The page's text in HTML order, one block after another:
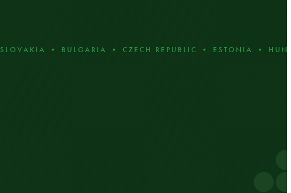
• BULGARIA • CZECH REPUBLIC • ESTONIA •